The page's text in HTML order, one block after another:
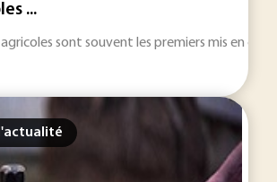
...
sont souvent les premiers mis en